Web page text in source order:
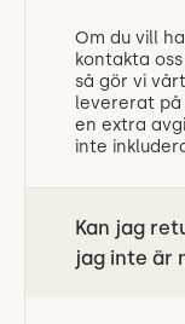
Om du vill
kontakta
så gör vi
levererat
en extra
inte
Kan jag
jag inte är